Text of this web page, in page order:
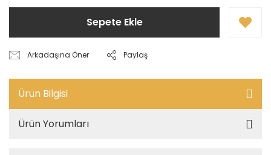
Sepete Ekle
Arkadaşına Öner Paylaş
Ürün Bilgisi
Ürün Yorumları